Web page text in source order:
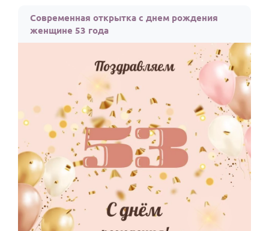
Современная открытка с днем рождения
женщине 53 года